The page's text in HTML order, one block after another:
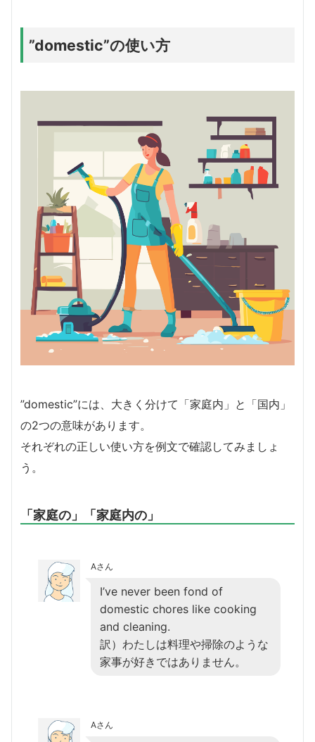
”domestic”の使い方
”domestic”には、大きく分けて「家庭内」と「国内」
の2つの意味があります。
それぞれの正しい使い方を例文で確認してみましょ
う。
「家庭の」「家庭内の」
Aさん
I’ve never been fond of
domestic chores like cooking
and cleaning.
訳）わたしは料理や掃除のような
家事が好きではありません。
Aさん